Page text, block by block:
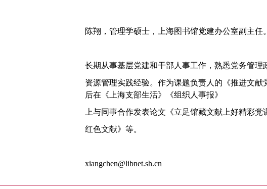
陈翔，管理学硕士，上海图书馆党建办公室副主任。
长期从事基层党建和干部人事工作，熟悉党务管
资源管理实践经验。作为课题负责人的《推进文
后在《上海支部生活》《组织人事报》
上与同事合作发表论文《立足馆藏文献上好精彩
红色文献》等。
xiangchen@libnet.sh.cn